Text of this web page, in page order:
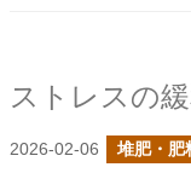
ストレスの
2026-02-06 堆肥・肥